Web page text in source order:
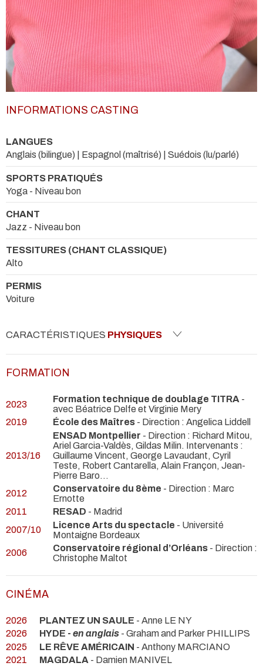
INFORMATIONS CASTING
LANGUES
Anglais (bilingue) | Espagnol (maîtrisé) | Suédois (lu/parlé)
SPORTS PRATIQUÉS
Yoga - Niveau bon
CHANT
Jazz - Niveau bon
TESSITURES (CHANT CLASSIQUE)
Alto
PERMIS
Voiture
CARACTÉRISTIQUES PHYSIQUES
FORMATION
2023 Formation technique de doublage TITRA -
avec Béatrice Delfe et Virginie Mery
2019
École des Maîtres - Direction : Angelica Liddell
2013/16
ENSAD Montpellier - Direction : Richard Mitou,
Ariel Garcia-Valdès, Gildas Milin. Intervenants :
Guillaume Vincent, George Lavaudant, Cyril
Teste, Robert Cantarella, Alain Françon, Jean-
Pierre Baro...
2012
Conservatoire du 8ème - Direction : Marc
Ernotte
2011
RESAD - Madrid
2007/10
Licence Arts du spectacle - Université
Montaigne Bordeaux
2006
Conservatoire régional d’Orléans - Direction :
Christophe Maltot
CINÉMA
2026 PLANTEZ UN SAULE - Anne LE NY
2026
HYDE - en anglais - Graham and Parker PHILLIPS
2025
LE RÊVE AMÉRICAIN - Anthony MARCIANO
2021
MAGDALA - Damien MANIVEL